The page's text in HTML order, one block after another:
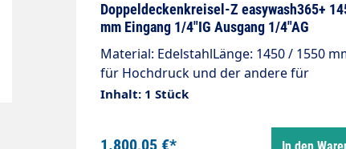
Doppeldeckenkreisel-Z easywash365+
mm Eingang 1/4"IG Ausgang 1/4"AG
Material: EdelstahlLänge: 1450 / 1550
für Hochdruck und der andere für
NiederdruckEingang: 1/4"IGAusgang: 1/
Inhalt: 1 Stück